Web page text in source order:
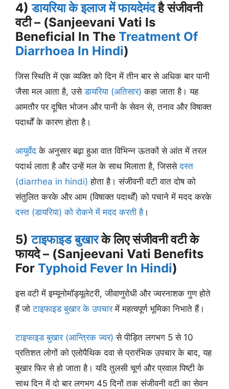
4)डायरिया के इलाज में फायदेमंदहै संजीवनी
वटी – (Sanjeevani Vati Is
Beneficial In The Treatment Of
Diarrhoea In Hindi)
जिस स्थिति में एक व्यक्ति को दिन में तीन बार से अधिक बार पानी
जैसा मल आता है, उसेडायरिया (अतिसार)कहा जाता है। यह
आमतौर पर दूषित भोजन और पानी के सेवन से, तनाव और विषाक्त
पदार्थों के कारण होता है।
आयुर्वेद के अनुसार बढ़ा हुआ वात विभिन्न ऊतकों से आंत में तरल
पदार्थ लाता है और उन्हें मल के साथ मिलाता है, जिससेदस्त
(diarrhea in hindi) होता है। संजीवनी वटी वात दोष को
संतुलित करके और आम (विषाक्त पदार्थों) को पचाने में मदद करके
दस्त (डायरिया) को रोकने में मदद करती है।
5)टाइफाइड बुखारके लिए संजीवनी वटी के
फायदे – (Sanjeevani Vati Benefits
For Typhoid Fever In Hindi)
इस वटी में इम्यूनोमॉड्यूलेटरी, जीवाणुरोधी और ज्वरनाशक गुण होते
हैं जोटाइफाइड बुखार के उपचारमें महत्वपूर्ण भूमिका निभाते हैं।
टाइफाइड बुखार (आन्त्रिक ज्वर)से पीड़ित लगभग 5 से 10
प्रतिशत लोगों को एलोपैथिक दवा से प्रारंभिक उपचार के बाद, यह
बुखार फिर से हो जाता है। यदि तुलसी चूर्ण और प्रवाल पिष्टी के
साथ दिन में दो बार लगभग 45 दिनों तक संजीवनी वटी का सेवन